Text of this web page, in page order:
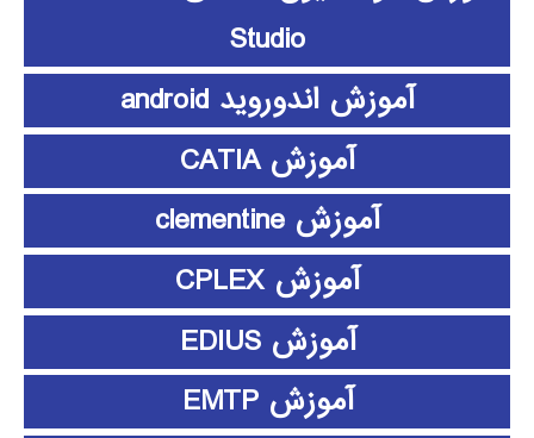
Studio
آموزش اندوروید android
آموزش CATIA
آموزش clementine
آموزش CPLEX
آموزش EDIUS
آموزش EMTP